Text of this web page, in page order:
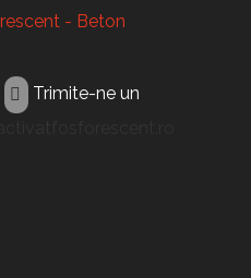
Trimite-ne un